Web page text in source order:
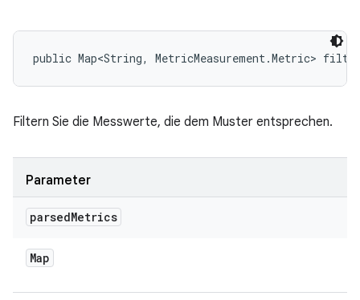
public Map<String, MetricMeasurement.Metric>
Filtern Sie die Messwerte, die dem Muster entsprechen.
Parameter
parsedMetrics
Map